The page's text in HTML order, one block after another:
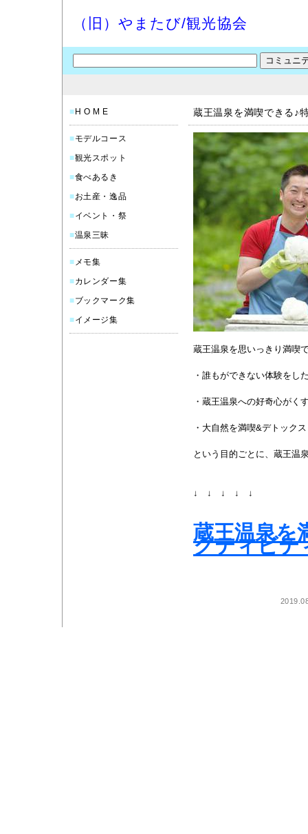
（旧）やまたび/観光協会
■ H O M E
■モデルコース
■観光スポット
■食べあるき
■お土産・逸品
■イベント・祭
■温泉三昧
■ メモ集
■カレンダー集
■ブックマーク集
■イメージ集
蔵王温泉を満喫できる♪
蔵王温泉を思いっきり満喫
・誰もができない体験をし
・蔵王温泉への好奇心がく
・大自然を満喫&デトック
という目的ごとに、蔵王温
↓ ↓ ↓ ↓ ↓
蔵王温泉を
クティビテ